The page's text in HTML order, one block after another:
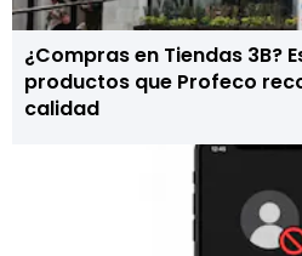
¿Compras en Tiendas 3B?
productos que Profeco
calidad